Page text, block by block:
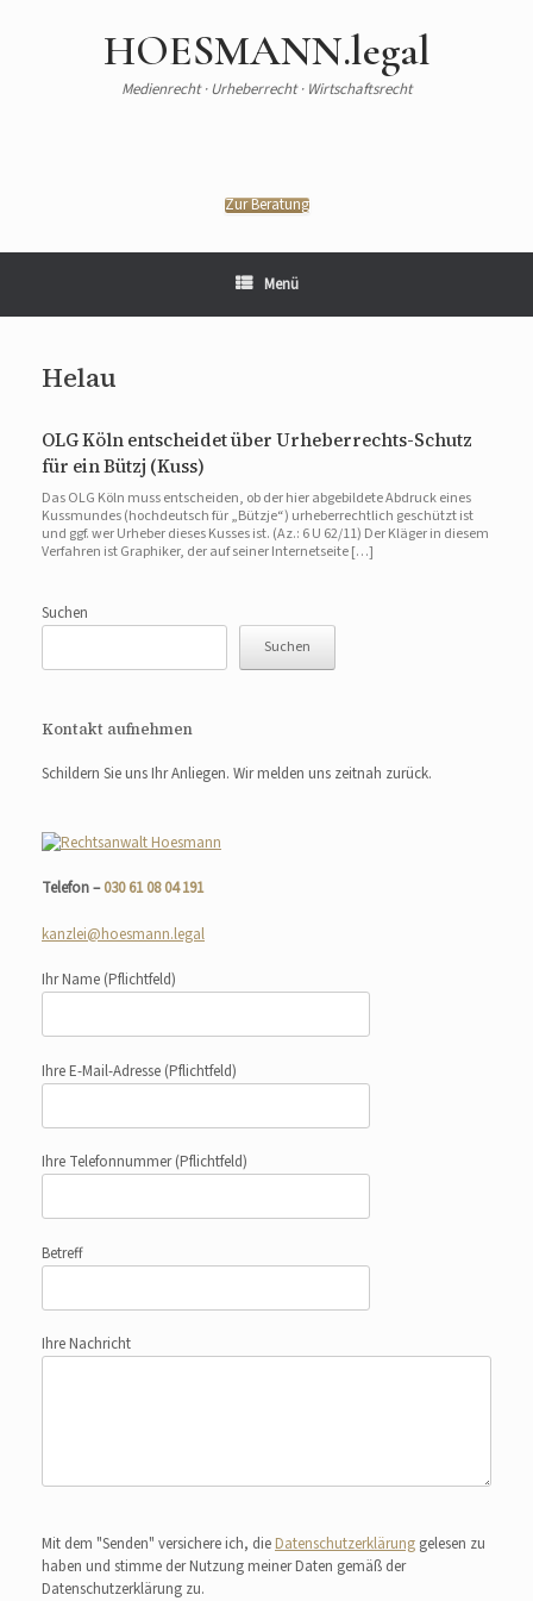
HOESMANN.legal
Medienrecht · Urheberrecht · Wirtschaftsrecht
Zur Beratung
Menü
Helau
OLG Köln entscheidet über Urheberrechts-Schutz
für ein Bützj (Kuss)
Das OLG Köln muss entscheiden, ob der hier abgebildete Abdruck eines
Kussmundes (hochdeutsch für „Bützje“) urheberrechtlich geschützt ist
und ggf. wer Urheber dieses Kusses ist. (Az.: 6 U 62/11) Der Kläger in diesem
Verfahren ist Graphiker, der auf seiner Internetseite […]
Suchen
Suchen
Kontakt aufnehmen
Schildern Sie uns Ihr Anliegen. Wir melden uns zeitnah zurück.
Telefon –030 61 08 04 191
kanzlei@hoesmann.legal
Ihr Name (Pflichtfeld)
Ihre E-Mail-Adresse (Pflichtfeld)
Ihre Telefonnummer(Pflichtfeld)
Betreff
Ihre Nachricht
Mit dem "Senden" versichere ich, die Datenschutzerklärung gelesen zu
haben und stimme der Nutzung meiner Daten gemäß der
Datenschutzerklärung zu.